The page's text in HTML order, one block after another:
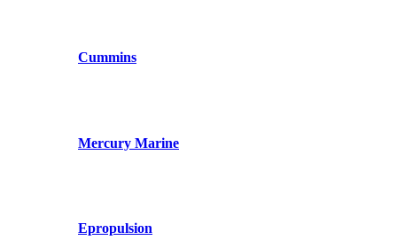
Cummins
Mercury Marine
Epropulsion